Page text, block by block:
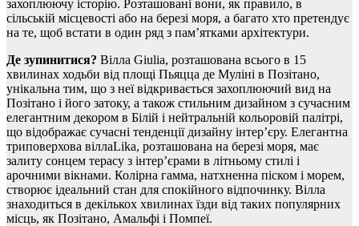
захоплюючу історію. Розташовані вони, як правило, в
сільській місцевості або на березі моря, а багато хто претендує
на те, щоб встати в один ряд з пам’ятками архітектури.
Де зупинитися? Вілла Giulia, розташована всього в 15
хвилинах ходьби від площі Пьяцца де Муліні в Позітано,
унікальна тим, що з неї відкривається захоплюючий вид на
Позітано і його затоку, а також стильним дизайном з сучасним
елегантним декором в Білій і нейтральній кольоровій палітрі,
що відображає сучасні тенденції дизайну інтер’єру. Елегантна
триповерхова віллаLika, розташована на березі моря, має
залиту сонцем терасу з інтер’єрами в літньому стилі і
арочними вікнами. Колірна гамма, натхненна піском і морем,
створює ідеальний стан для спокійного відпочинку. Вілла
знаходиться в декількох хвилинах їзди від таких популярних
місць, як Позітано, Амальфі і Помпеї.